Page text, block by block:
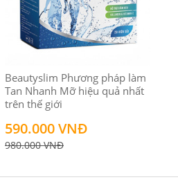
Beautyslim Phương pháp làm
Tan Nhanh Mỡ hiệu quả nhất
trên thế giới
590.000 VNĐ
980.000 VNĐ